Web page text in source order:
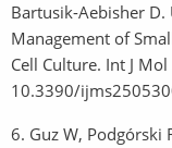
Bartusik-Aebisher
Management of
Cell Culture. Int J
10.3390/
6. Guz W, Podgórski